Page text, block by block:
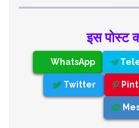
इस पोस्ट
WhatsApp
Twitter